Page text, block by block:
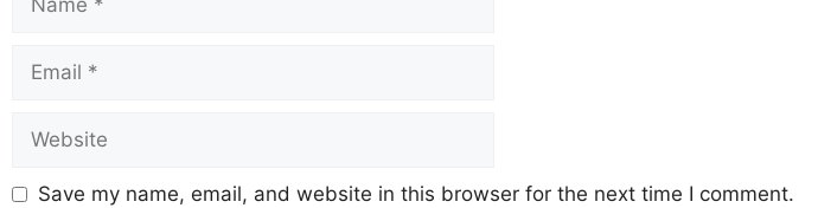
Save my name, email, and website in this browser for the next time I comment.